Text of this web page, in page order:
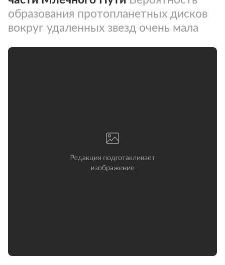
образования протопланетных дисков
вокруг удаленных звезд очень мала